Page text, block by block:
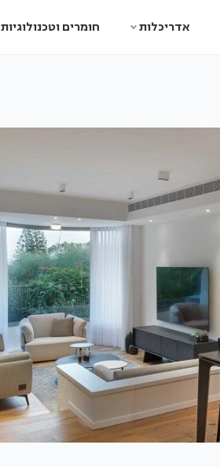
אדריכלות חומרים וטכנולוגיות